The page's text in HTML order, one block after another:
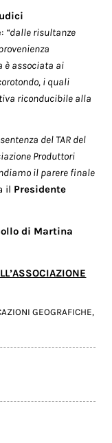
“dalle risultanze
è associata ai
i quali
riconducibile alla
del TAR del
Produttori
il parere finale
il Presidente
di Martina
GEOGRAFICHE,